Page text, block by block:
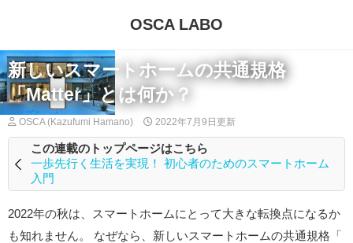
OSCA LABO
新しいスマートホームの共通規格
「Matter」とは何か？
OSCA (Kazufumi Hamano) 2022年7月9日 更新
この連載のトップページはこちら
一歩先行く生活を実現！ 初心者のためのスマートホーム
入門
2022年の秋は、スマートホームにとって大きな転換点になるか
も知れません。 なぜなら、新しいスマートホームの共通規格「